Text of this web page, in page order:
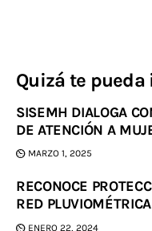
Quizá te
SISEMH DIALOGA
DE ATENCIÓN A
MARZO 1, 2025
RECONOCE
RED
ENERO 22, 2024